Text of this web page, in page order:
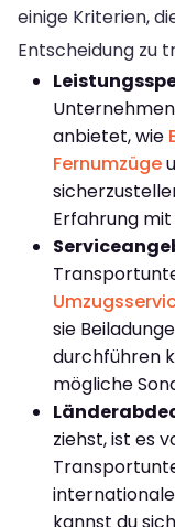
einige Kriterien,
Entscheidung zu
anbietet, wie
Fernumzüge
Erfahrung
sie
durchführen
mögliche
ziehst, ist es
internationale
kannst du